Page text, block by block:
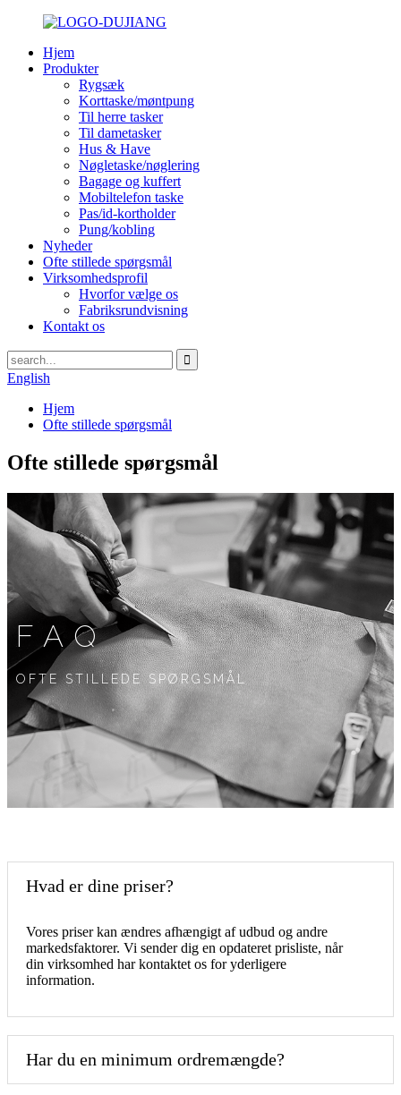
Hjem
Produkter
Rygsæk
Korttaske/møntpung
Til herre tasker
Til dametasker
Hus & Have
Nøgletaske/nøglering
Bagage og kuffert
Mobiltelefon taske
Pas/id-kortholder
Pung/kobling
Nyheder
Ofte stillede spørgsmål
Virksomhedsprofil
Hvorfor vælge os
Fabriksrundvisning
Kontakt os
English
Hjem
Ofte stillede spørgsmål
Ofte stillede spørgsmål
FAQ
OFTE STILLEDE SPØRGSMÅL
Hvad er dine priser?
Vores priser kan ændres afhængigt af udbud og andre
markedsfaktorer. Vi sender dig en opdateret prisliste, når
din virksomhed har kontaktet os for yderligere
information.
Har du en minimum ordremængde?